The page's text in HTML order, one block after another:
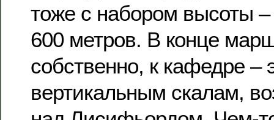
тоже с набором высоты
600 метров. В конце
собственно, к кафедре
вертикальным скалам,